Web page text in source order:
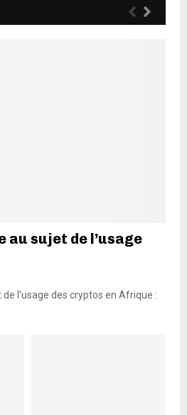
au sujet de l’usage
l’usage des cryptos en Afrique :